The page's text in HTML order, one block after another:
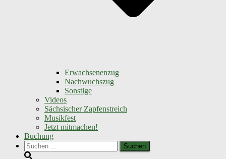
Erwachsenenzug
Nachwuchszug
Sonstige
Videos
Sächsischer Zapfenstreich
Musikfest
Jetzt mitmachen!
Buchung
Suchen
nach: